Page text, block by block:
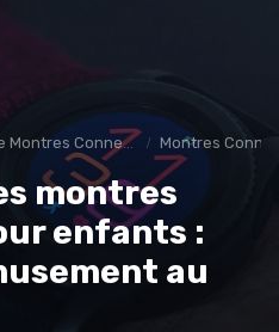
Connectées Montres
montres
enfants :
au